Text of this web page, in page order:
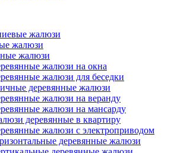
жалюзи
жалюзи
жалюзи
жалюзи на окна
жалюзи для беседки
деревянные жалюзи
жалюзи на веранду
жалюзи на мансарду
деревянные в квартиру
жалюзи с электроприводом
деревянные жалюзи